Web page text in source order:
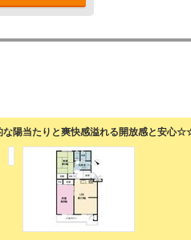
陽当たりと爽快感溢れる開放感と安心